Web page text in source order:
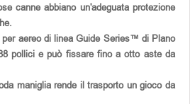
canne abbiano un'adeguata protezione
aereo di linea Guide Series™ di Plano
pollici e può fissare fino a otto aste da
maniglia rende il trasporto un gioco da